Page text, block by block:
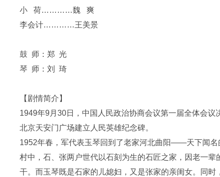
小 荷…………魏 爽
李会计…………王美景
鼓 师：郑 光
琴 师：刘 琦
【剧情简介】
1949年9月30日，中国人民政治协商会议第一届全体会
北京天安门广场建立人民英雄纪念碑。
1952年春，军代表玉琴回到了老家河北曲阳——天下闻
村中，石、张两户世代以石刻为生的石匠之家，因老一
干。而玉琴既是石家的儿媳妇，又是张家的亲闺女。同